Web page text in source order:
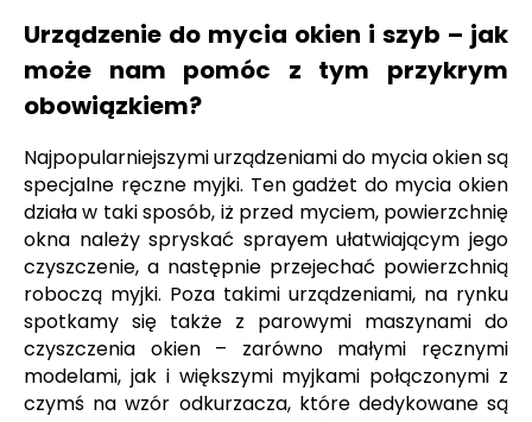
Urządzenie do mycia okien i szyb – jak
może nam pomóc z tym przykrym
obowiązkiem?
Najpopularniejszymi urządzeniami do mycia okien są
specjalne ręczne myjki. Ten gadżet do mycia okien
działa w taki sposób, iż przed myciem, powierzchnię
okna należy spryskać sprayem ułatwiającym jego
czyszczenie, a następnie przejechać powierzchnią
roboczą myjki. Poza takimi urządzeniami, na rynku
spotkamy się także z parowymi maszynami do
czyszczenia okien – zarówno małymi ręcznymi
modelami, jak i większymi myjkami połączonymi z
czymś na wzór odkurzacza, które dedykowane są